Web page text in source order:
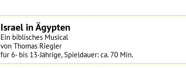
Israel in Ägypten
Ein biblisches Musical
von Thomas Riegler
für 6- bis 13-Jährige, Spieldauer: ca. 70 Min.